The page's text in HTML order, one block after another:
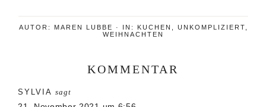
AUTOR: MAREN LUBBE · IN: KUCHEN UNKOMPLIZIERT
WEIHNACHTEN
KOMMENTAR
SYLVIA sagt